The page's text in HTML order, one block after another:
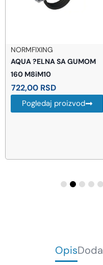
NORMFIXING
AQUA ?ELNA SA GUMOM
160 M8iM10
722,00 RSD
Pogledaj proizvod
Opis